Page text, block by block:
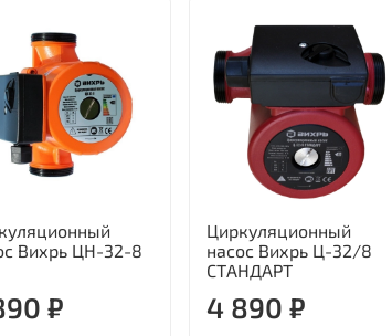
Вихрь ЦН-32-8
₽
Циркуляционный
насос Вихрь Ц-32/8
СТАНДАРТ
4 890 ₽